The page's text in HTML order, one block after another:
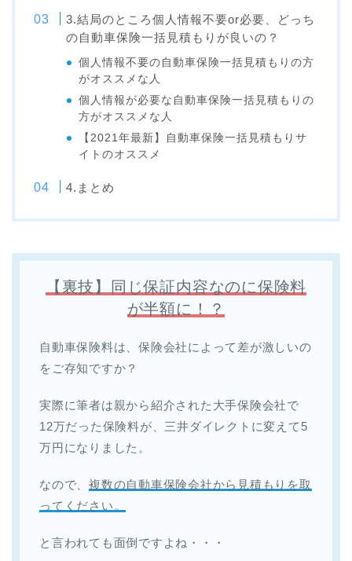
3.結局のところ個人情報不要or必要、どっち
の自動車保険一括見積もりが良いの？
個人情報不要の自動車保険一括見積もりの方
がオススメな人
個人情報が必要な自動車保険一括見積もりの
方がオススメな人
【2021年最新】自動車保険一括見積もりサ
イトのオススメ
4.まとめ
【裏技】同じ保証内容なのに保険料
が半額に！？
自動車保険料は、保険会社によって差が激しいの
をご存知ですか？
実際に筆者は親から紹介された大手保険会社で
12万だった保険料が、三井ダイレクトに変えて5
万円になりました。
なので、複数の自動車保険会社から見積もりを取
ってください。
と言われても面倒ですよね・・・